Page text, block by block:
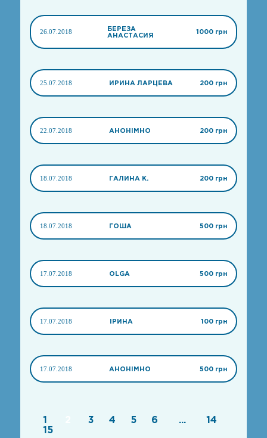
26.07.2018
БЕРЕЗА
АНАСТАСИЯ
1000 грн
25.07.2018 ИРИНА ЛАРЦЕВА 200 грн
22.07.2018 АНОНІМНО 200 грн
18.07.2018 ГАЛИНА К. 200 грн
18.07.2018 ГОША 500 грн
17.07.2018 OLGA 500 грн
17.07.2018 ІРИНА 100 грн
17.07.2018 АНОНІМНО 500 грн
1 3 4 5 6 ...
14
15